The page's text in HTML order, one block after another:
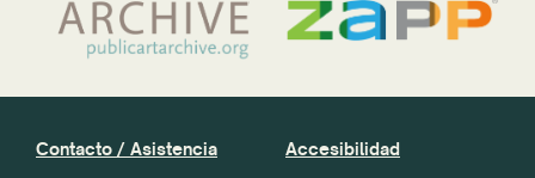
Contacto / Asistencia Accesibilidad